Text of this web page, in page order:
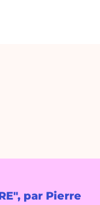
par Pierre